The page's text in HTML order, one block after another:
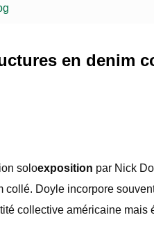
en denim
soloexposition par Nick
Doyle incorpore
collective américaine